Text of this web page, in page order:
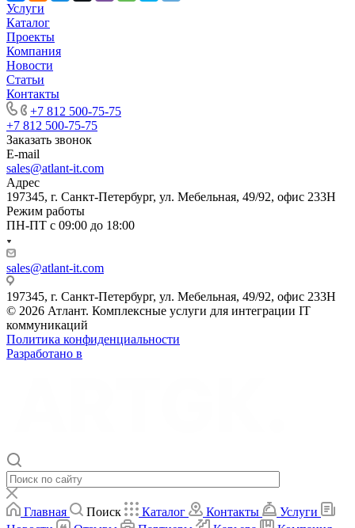
Услуги
Каталог
Проекты
Компания
Новости
Статьи
Контакты
+7 812 500-75-75
+7 812 500-75-75
Заказать звонок
E-mail
sales@atlant-it.com
Адрес
197345, г. Санкт-Петербург, ул. Мебельная, 49/92, офис 233Н
Режим работы
ПН-ПТ с 09:00 до 18:00
sales@atlant-it.com
197345, г. Санкт-Петербург, ул. Мебельная, 49/92, офис 233Н
© 2026 Атлант. Комплексные услуги для интеграции IT
коммуникаций
Политика конфиденциальности
Разработано в
Главная Поиск Каталог Контакты
Услуги